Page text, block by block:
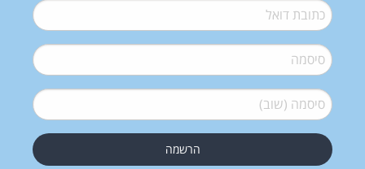
דואל*
סיסמה*
סיסמה (שוב)*